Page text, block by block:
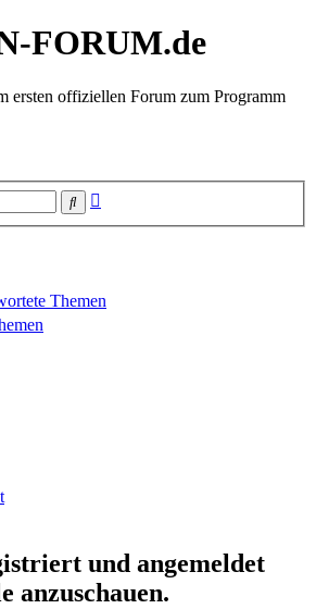
FORUM.de
ersten offiziellen Forum zum Programm
Suche
Themen
und angemeldet
anzuschauen.